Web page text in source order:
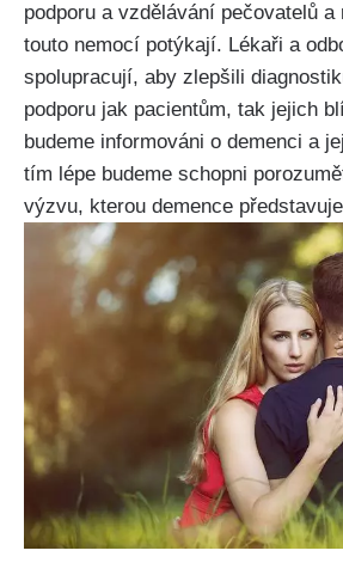
podporu a vzdělávání pečovatelů
touto nemocí potýkají. Lékaři a
spolupracují, aby zlepšili
podporu jak pacientům, tak jejich
budeme informováni o demenci a
tím lépe budeme schopni
výzvu, kterou demence